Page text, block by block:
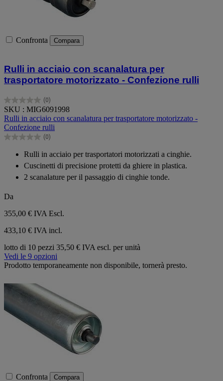
Confronta Compara
Rulli in acciaio con scanalatura per
trasportatore motorizzato - Confezione rulli
(0)
0.0
su
5
stelle.
SKU : MIG6091998
Rulli in acciaio con scanalatura per trasportatore motorizzato -
Confezione rulli
(0)
0.0
stelle.
Rulli in acciaio per trasportatori motorizzati a cinghie.
Cuscinetti di precisione protetti da ghiere in plastica.
2 scanalature per il passaggio di cinghie tonde.
Da
355,00 € IVA Escl.
433,10 € IVA incl.
lotto di 10 pezzi 35,50 € IVA escl. per unità
Vedi le 9 opzioni
Prodotto temporaneamente non disponibile, tornerà presto.
Confronta Compara